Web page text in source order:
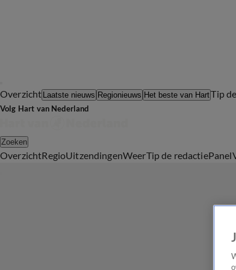
Overzicht Laatste nieuws Regionieuws Het beste van HartTip
Volg Hart van Nederland
Zoeken
OverzichtRegioUitzendingenWeerTip de redactiePanel